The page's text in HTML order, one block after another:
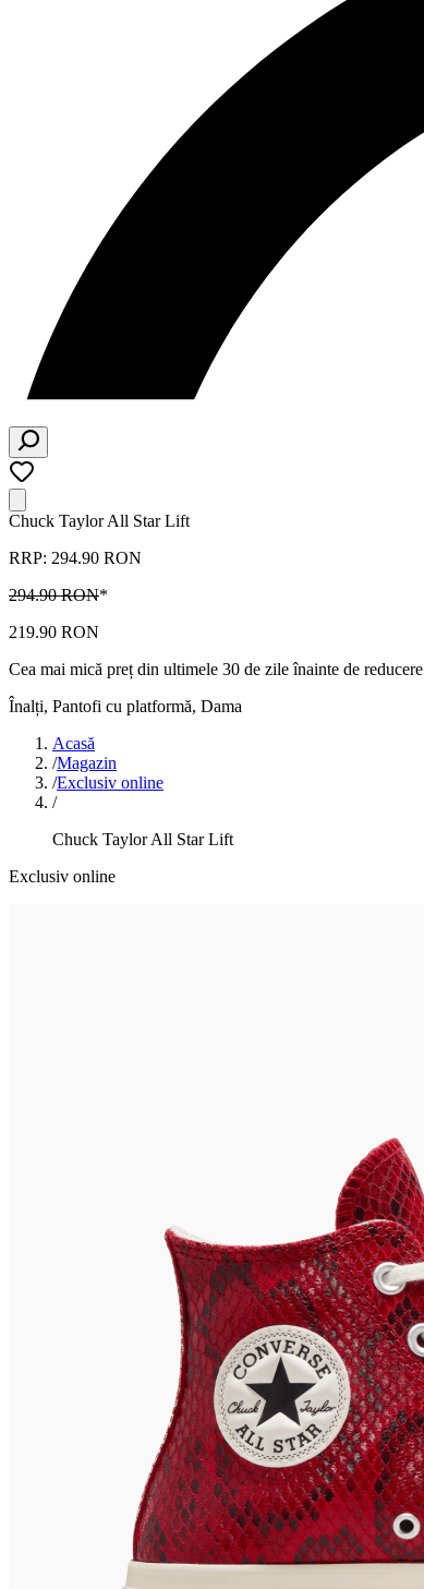
Chuck Taylor All Star Lift
RRP: 294.90 RON
294.90 RON*
219.90 RON
Cea mai mică preț din ultimele 30 de zile înainte de reducere
Înalți, Pantofi cu platformă, Dama
Acasă
/Magazin
/Exclusiv online
/
Chuck Taylor All Star Lift
Exclusiv online